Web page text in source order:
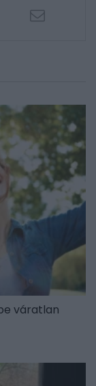
váratlan